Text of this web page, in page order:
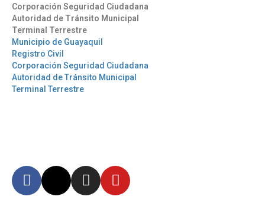
Corporación Seguridad Ciudadana
Autoridad de Tránsito Municipal
Terminal Terrestre
Municipio de Guayaquil
Registro Civil
Corporación Seguridad Ciudadana
Autoridad de Tránsito Municipal
Terminal Terrestre